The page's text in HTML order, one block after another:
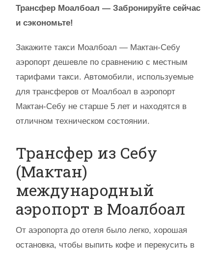
Трансфер Моалбоал — Забронируйте сейчас
и сэкономьте!
Закажите такси Моалбоал — Мактан-Себу
аэропорт дешевле по сравнению с местным
тарифами такси. Автомобили, используемые
для трансферов от Моалбоал в аэропорт
Мактан-Себу не старше 5 лет и находятся в
отличном техническом состоянии.
Трансфер из Себу
(Мактан)
международный
аэропорт в Моалбоал
От аэропорта до отеля было легко, хорошая
остановка, чтобы выпить кофе и перекусить в